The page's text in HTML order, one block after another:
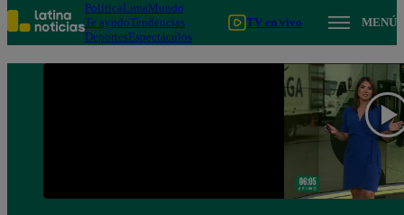
PolíticaLimaMundo
Te ayudoTendencias
DeportesEspectáculos
TV en vivo MENÚ